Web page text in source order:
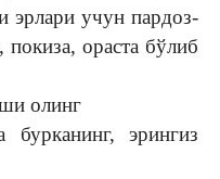
эрлари учун пардоз-
ораста бўлиб
олинг
бурканинг, эрингиз